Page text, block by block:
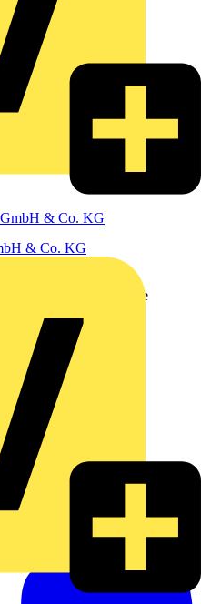
& Co. KG
& Co. KG
Sie stets aktuelle
Datenschutzerklärung